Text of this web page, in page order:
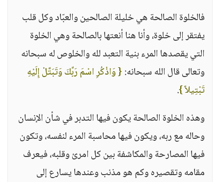
فالخلوة الصالحة هي خليلة الصالحين والعبّاد وكل قلب
يفتقر إلى خلوة، وأنا هنا أنعتها بالصالحة وهي الخلوة
التي يقصدها المرء بنية التعبد لله والخلوص له سبحانه
وتعالى قال الله سبحانه:{ وَاذْكُرِ اسْمَ رَبِّكَ وَتَبَتَّلْ إِلَيْهِ
تَبْتِيلاً }.
وهذه الخلوة الصالحة يكون فيها التدبر في شأن الإنسان
وحاله مع ربه، ويكون فيها محاسبة المرء لنفسه، وتكون
فيها المصارحة والمكاشفة بين كل امرئ وقلبه، فيعرف
مقامه وتقصيره وكم هو مذنب وعندها يسارع إلى